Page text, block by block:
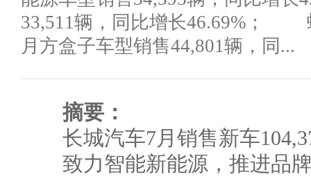
33,511辆，同比增长46.69%；
月方盒子车型销售44,801辆，同...
摘要：
长城汽车7月销售新车
致力智能新能源，推进品牌